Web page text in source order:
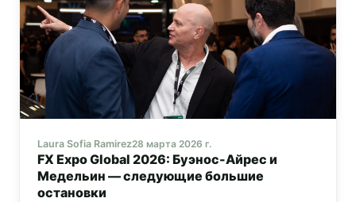
Laura Sofia Ramirez28 марта 2026 г.
FX Expo Global 2026: Буэнос-Айрес и
Медельин — следующие большие
остановки